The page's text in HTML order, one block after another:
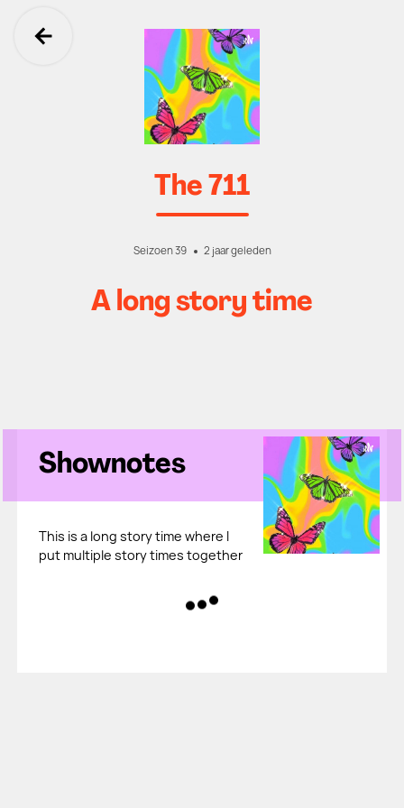
Ga terug
The 711
Seizoen 39 2 jaar geleden
A long story time
Shownotes
This is a long story time where I
put multiple story times together